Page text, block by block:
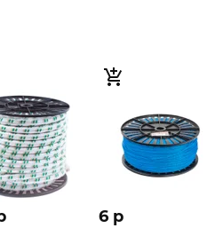
6 p